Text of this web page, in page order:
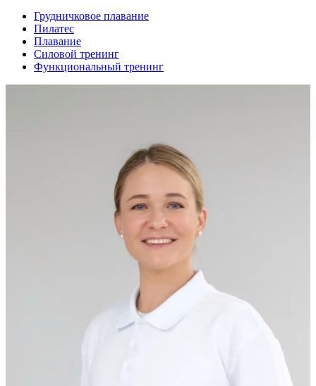
Грудничковое плавание
Пилатес
Плавание
Силовой тренинг
Функциональный тренинг